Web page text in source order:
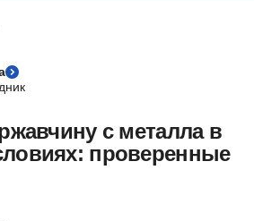
с металла в
проверенные